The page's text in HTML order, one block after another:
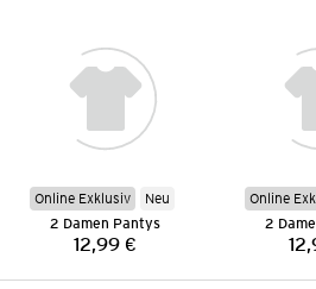
Online Exklusiv
Neu
2 Damen Pantys
Preis:
12,99 €
Online
2